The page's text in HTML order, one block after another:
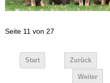
Seite 11 von 27
Start Zurück
Weiter